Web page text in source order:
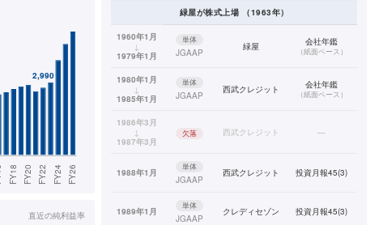
直近の純利益率
緑屋が株式上場 （1963年）
1960年1月
↓
1979年1月
単体
JGAAP
緑屋 会社年鑑
（紙面ベース）
1980年1月
↓
1985年1月
単体
JGAAP
西武クレジット 会社年鑑
（紙面ベース）
1986年3月
↓
1987年3月
欠落 西武クレジット —
1988年1月
単体
JGAAP
西武クレジット 投資月報45(3)
1989年1月
単体
JGAAP
クレディセゾン 投資月報45(3)